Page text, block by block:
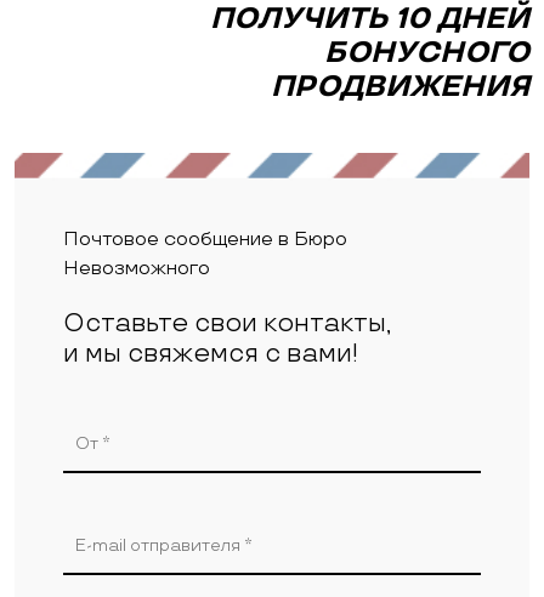
ПОЛУЧИТЬ 10 ДНЕЙ
БОНУСНОГО
ПРОДВИЖЕНИЯ
Почтовое сообщение в Бюро
Невозможного
Оставьте свои контакты,
и мы свяжемся с вами!